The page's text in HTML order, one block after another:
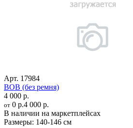
Арт. 17984
ВОВ (без ремня)
4 000 р.
от 0 р.4 000 р.
В наличии на маркетплейсах
Размеры: 140-146 см